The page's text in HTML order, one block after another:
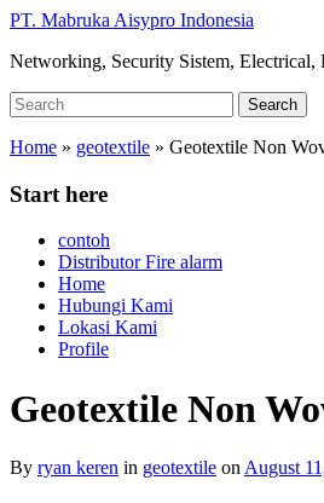
Skip
main
PT. Mabruka Aisypro Indonesia
Networking, Security Sistem, Electrical,
Search
for:
Search
Home » geotextile » Geotextile Non
Start here
contoh
Distributor Fire alarm
Home
Hubungi Kami
Lokasi Kami
Profile
Geotextile Non
By ryan keren in geotextile on August